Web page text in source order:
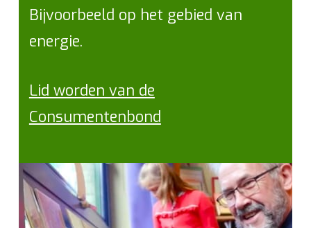
Bijvoorbeeld op het gebied van
energie.
Lid worden van de
Consumentenbond